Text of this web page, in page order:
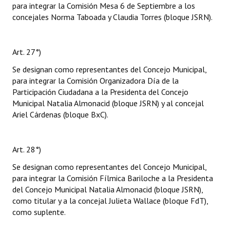
para integrar la Comisión Mesa 6 de Septiembre a los
concejales Norma Taboada y Claudia Torres (bloque JSRN).
Art. 27°)
Se designan como representantes del Concejo Municipal,
para integrar la Comisión Organizadora Día de la
Participación Ciudadana a la Presidenta del Concejo
Municipal Natalia Almonacid (bloque JSRN) y al concejal
Ariel Cárdenas (bloque BxC).
Art. 28°)
Se designan como representantes del Concejo Municipal,
para integrar la Comisión Fílmica Bariloche a la Presidenta
del Concejo Municipal Natalia Almonacid (bloque JSRN),
como titular y a la concejal Julieta Wallace (bloque FdT),
como suplente.